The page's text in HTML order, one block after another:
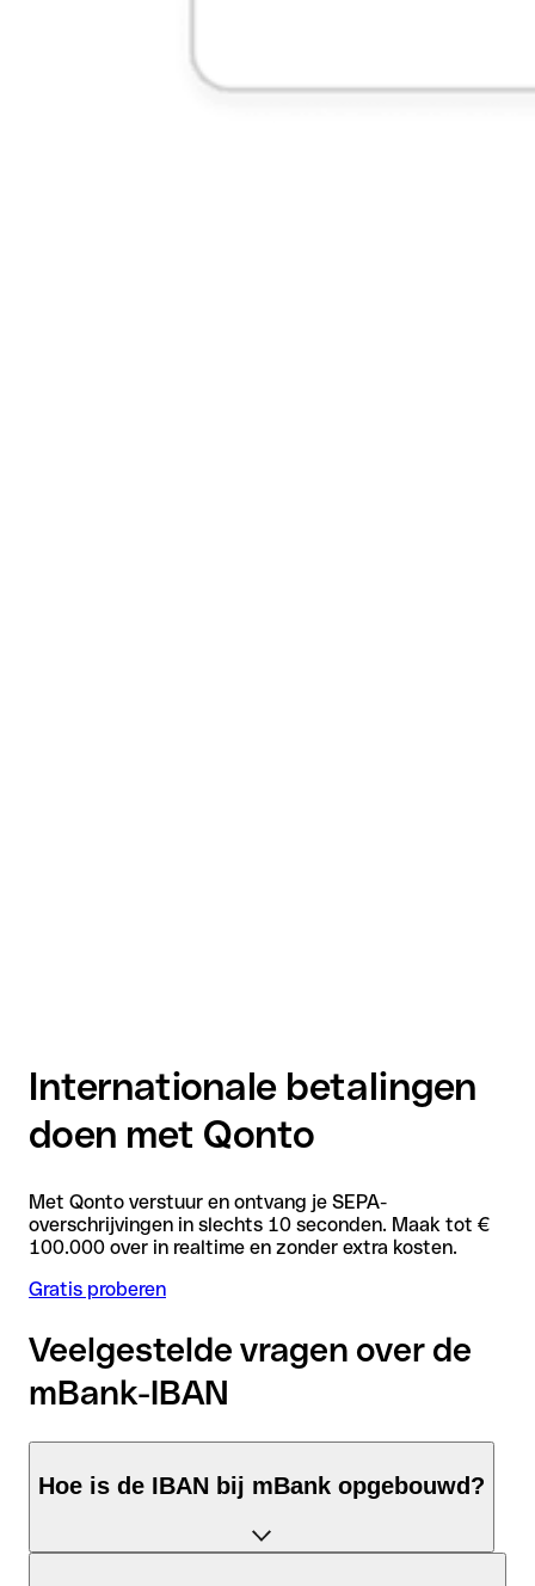
Internationale betalingen
doen met Qonto
Met Qonto verstuur en ontvang je SEPA-
overschrijvingen in slechts 10 seconden. Maak tot €
100.000 over in realtime en zonder extra kosten.
Gratis proberen
Veelgestelde vragen over de
mBank-IBAN
Hoe is de IBAN bij mBank opgebouwd?